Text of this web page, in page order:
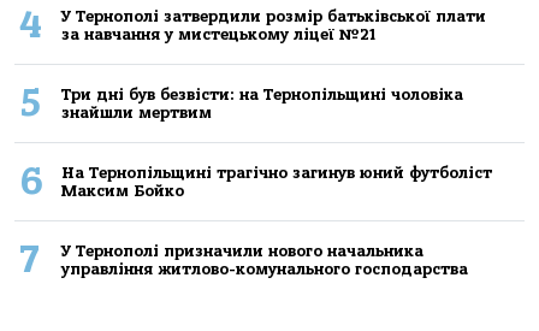
4
У Тернополі затвердили розмір батьківської плати
за навчання у мистецькому ліцеї №21
5
Три дні був безвісти: на Тернопільщині чоловіка
знайшли мертвим
6
На Тернопільщині трагічно загинув юний футболіст
Максим Бойко
7
У Тернополі призначили нового начальника
управління житлово-комунального господарства